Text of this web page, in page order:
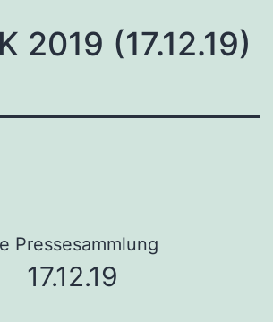
2019 (17.12.19)
Pressesammlung
17.12.19